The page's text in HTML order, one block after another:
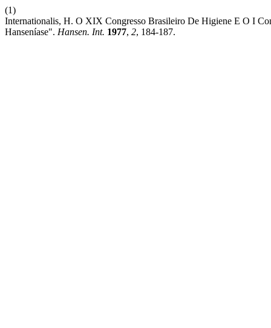
(1)
Internationalis, H. O XIX Congresso Brasileiro De Higiene E O I
Hanseníase". Hansen. Int. 1977, 2, 184-187.